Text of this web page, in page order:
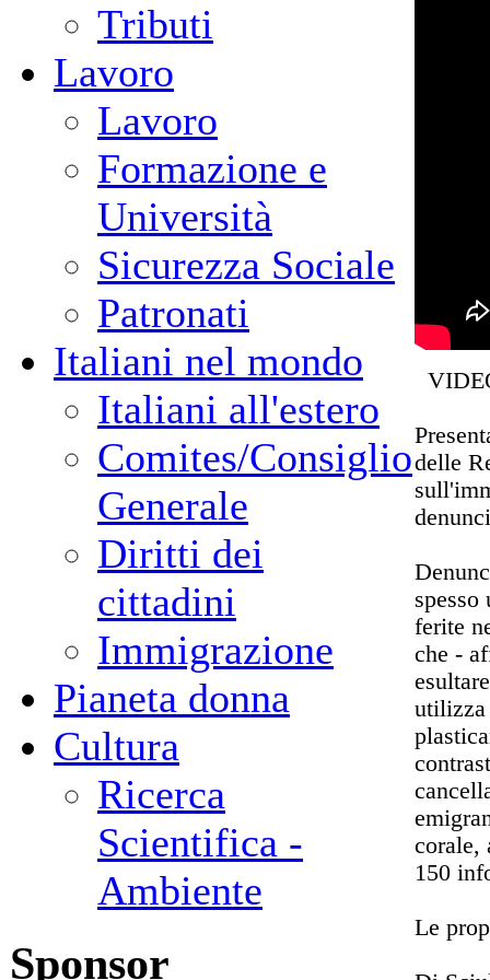
Tributi
Lavoro
Lavoro
Formazione e
Università
Sicurezza Sociale
Patronati
Italiani nel mondo
Italiani all'estero
Comites/Consiglio
Generale
Diritti dei
cittadini
Immigrazione
Pianeta donna
Cultura
Ricerca
Scientifica -
Ambiente
Sponsor
delle
spesso
ferite
che -
utilizza
corale,
150
Le